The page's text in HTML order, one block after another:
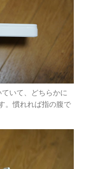
いて、どちらかに
。慣れれば指の腹で